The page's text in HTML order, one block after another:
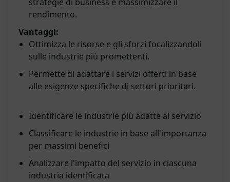
strategie di business e massimizzare il
rendimento.
Vantaggi:
Ottimizza le risorse e gli sforzi focalizzandoli
sulle industrie più promettenti.
Permette di adattare i servizi offerti in base
alle esigenze specifiche di settori prioritari.
Identificare le industrie più adatte al servizio
Classificare le industrie in base all'importanza
per massimi benefici
Analizzare l'impatto del servizio in ciascuna
industria identificata